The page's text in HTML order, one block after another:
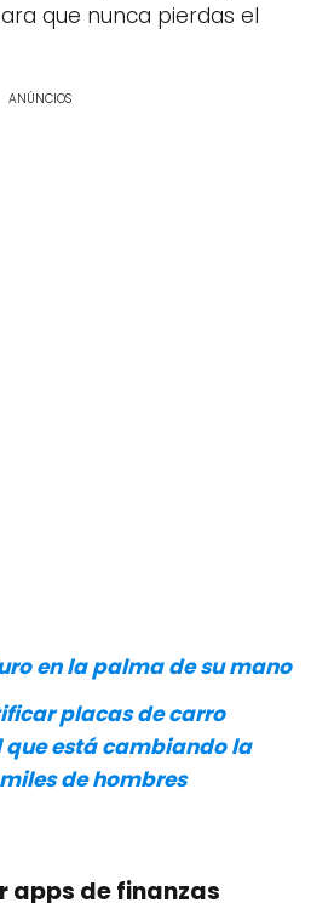
que nunca pierdas el
ANÚNCIOS
en la palma de su mano
placas de carro
que está cambiando la
de hombres
apps de finanzas